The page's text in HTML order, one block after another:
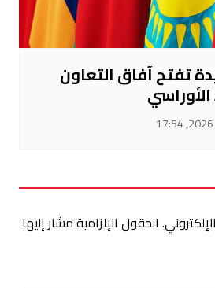
تفتح آفاق التعاون
الأوراسي
الحقول الإلزامية مشار إليها